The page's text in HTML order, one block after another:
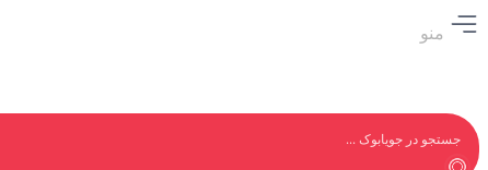
منو